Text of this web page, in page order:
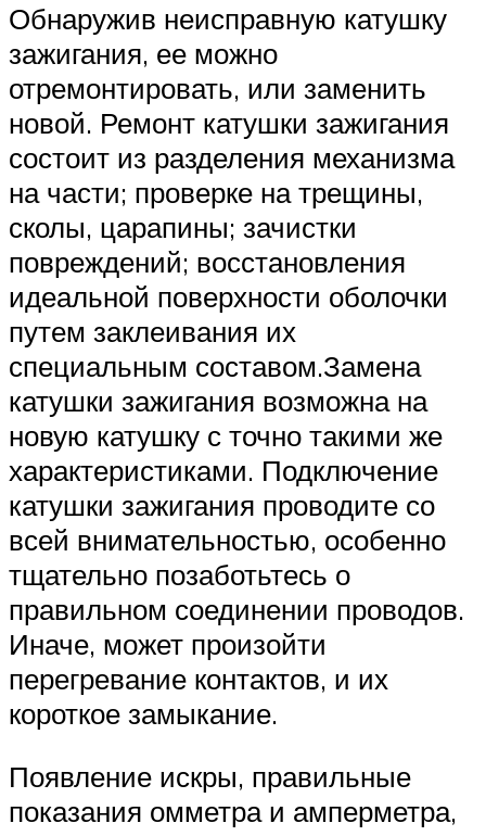
Обнаружив неисправную катушку
зажигания, ее можно
отремонтировать, или заменить
новой. Ремонт катушки зажигания
состоит из разделения механизма
на части; проверке на трещины,
сколы, царапины; зачистки
повреждений; восстановления
идеальной поверхности оболочки
путем заклеивания их
специальным составом.Замена
катушки зажигания возможна на
новую катушку с точно такими же
характеристиками. Подключение
катушки зажигания проводите со
всей внимательностью, особенно
тщательно позаботьтесь о
правильном соединении проводов.
Иначе, может произойти
перегревание контактов, и их
короткое замыкание.
Появление искры, правильные
показания омметра и амперметра,